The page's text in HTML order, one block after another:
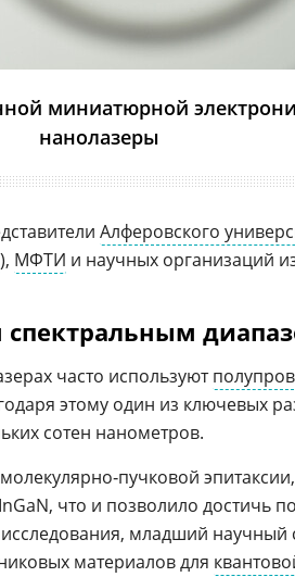
миниатюрной
нанолазеры
Алферовского
), МФТИ и научных организаций
часто используют
этому один из ключевых
сотен нанометров.
что и позволило достичь
исследования, младший научный
материалов для